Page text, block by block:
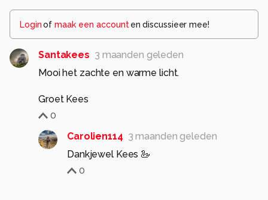
Loginof maak een account en discussieer mee!
Santakees 3 maanden geleden
Mooi het zachte en warme licht.
Groet Kees
0
Carolien114 3 maanden geleden
Dankjewel Kees 🦢
0